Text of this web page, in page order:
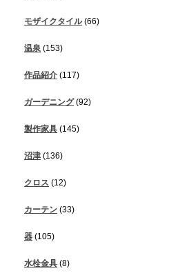
モザイクタイル(66)
温泉 (153)
作品紹介 (117)
ガーデニング(92)
製作家具 (145)
沼津 (136)
クロス (12)
カーテン (33)
器 (105)
水栓金具 (8)